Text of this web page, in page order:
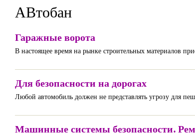
АВтобан
Гаражные ворота
В настоящее время на рынке строительных материалов
Для безопасности на дорогах
Любой автомобиль должен не представлять угрозу для
Машинные системы безопасности.